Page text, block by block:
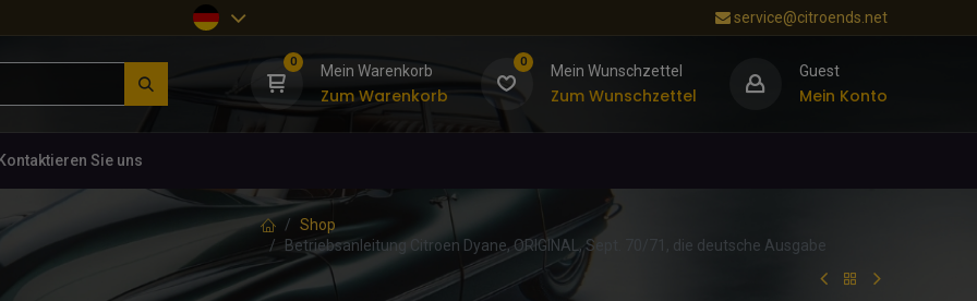
service@citroends.net
0
Mein Warenkorb
Zum Warenkorb
0
Mein Wunschzettel
Zum Wunschzettel
Guest
Mein Konto
Sie uns
Shop
Betriebsanleitung Citroen Dyane, ORIGINAL, Sept. 70/71, die deutsche Ausgabe